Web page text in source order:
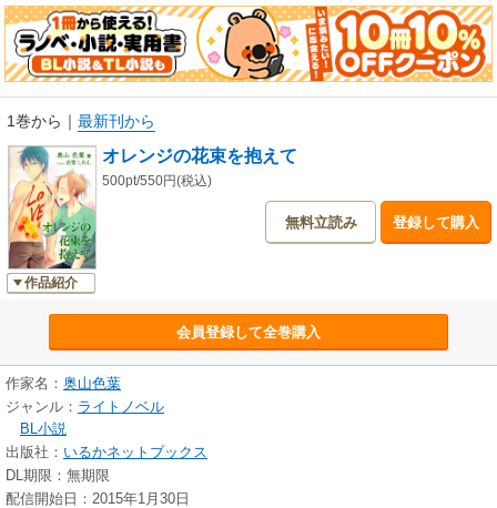
1巻から ｜ 最新刊から
作品紹介
オレンジの花束を抱えて
500pt/550円(税込)
無料立読み 登録して購入
会員登録して全巻購入
作家名： 奥山色葉
ジャンル： ライトノベル
BL小説
出版社： いるかネットブックス
DL期限：無期限
配信開始日：2015年1月30日